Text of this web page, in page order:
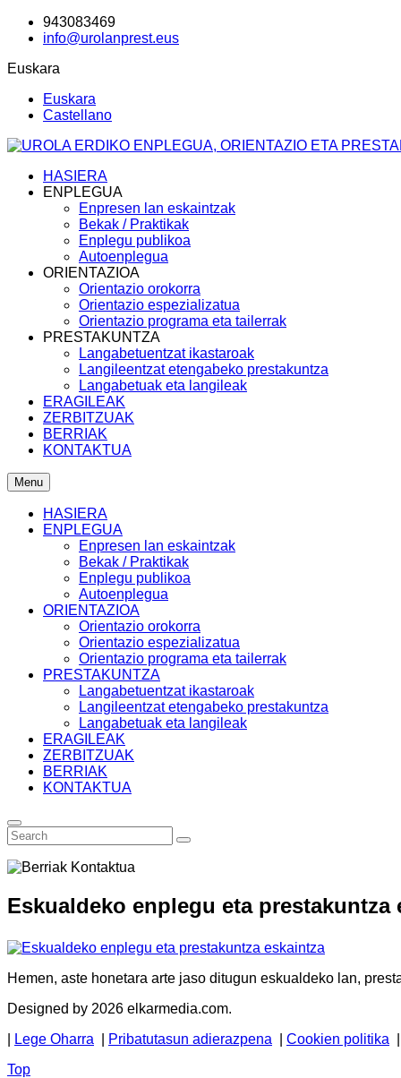
943083469
info@urolanprest.eus
Euskara
Euskara
Castellano
HASIERA
ENPLEGUA
Enpresen lan eskaintzak
Bekak / Praktikak
Enplegu publikoa
Autoenplegua
ORIENTAZIOA
Orientazio orokorra
Orientazio espezializatua
Orientazio programa eta tailerrak
PRESTAKUNTZA
Langabetuentzat ikastaroak
Langileentzat etengabeko prestakuntza
Langabetuak eta langileak
ERAGILEAK
ZERBITZUAK
BERRIAK
KONTAKTUA
Menu
HASIERA
ENPLEGUA
Enpresen lan eskaintzak
Bekak / Praktikak
Enplegu publikoa
Autoenplegua
ORIENTAZIOA
Orientazio orokorra
Orientazio espezializatua
Orientazio programa eta tailerrak
PRESTAKUNTZA
Langabetuentzat ikastaroak
Langileentzat etengabeko prestakuntza
Langabetuak eta langileak
ERAGILEAK
ZERBITZUAK
BERRIAK
KONTAKTUA
Eskualdeko enplegu eta prestakuntza
Hemen, aste honetara arte jaso ditugun eskualdeko lan,
Designed by 2026 elkarmedia.com.
Lege Oharra Pribatutasun adierazpena Cookien politika
Top